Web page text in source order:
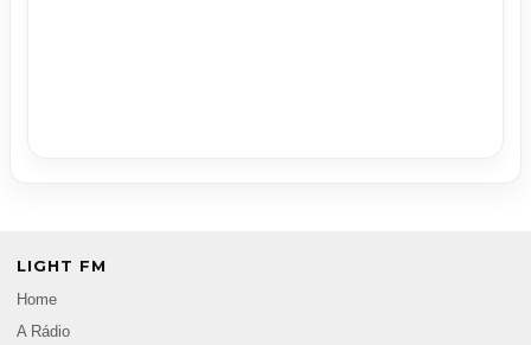
LIGHT FM
Home
A Rádio